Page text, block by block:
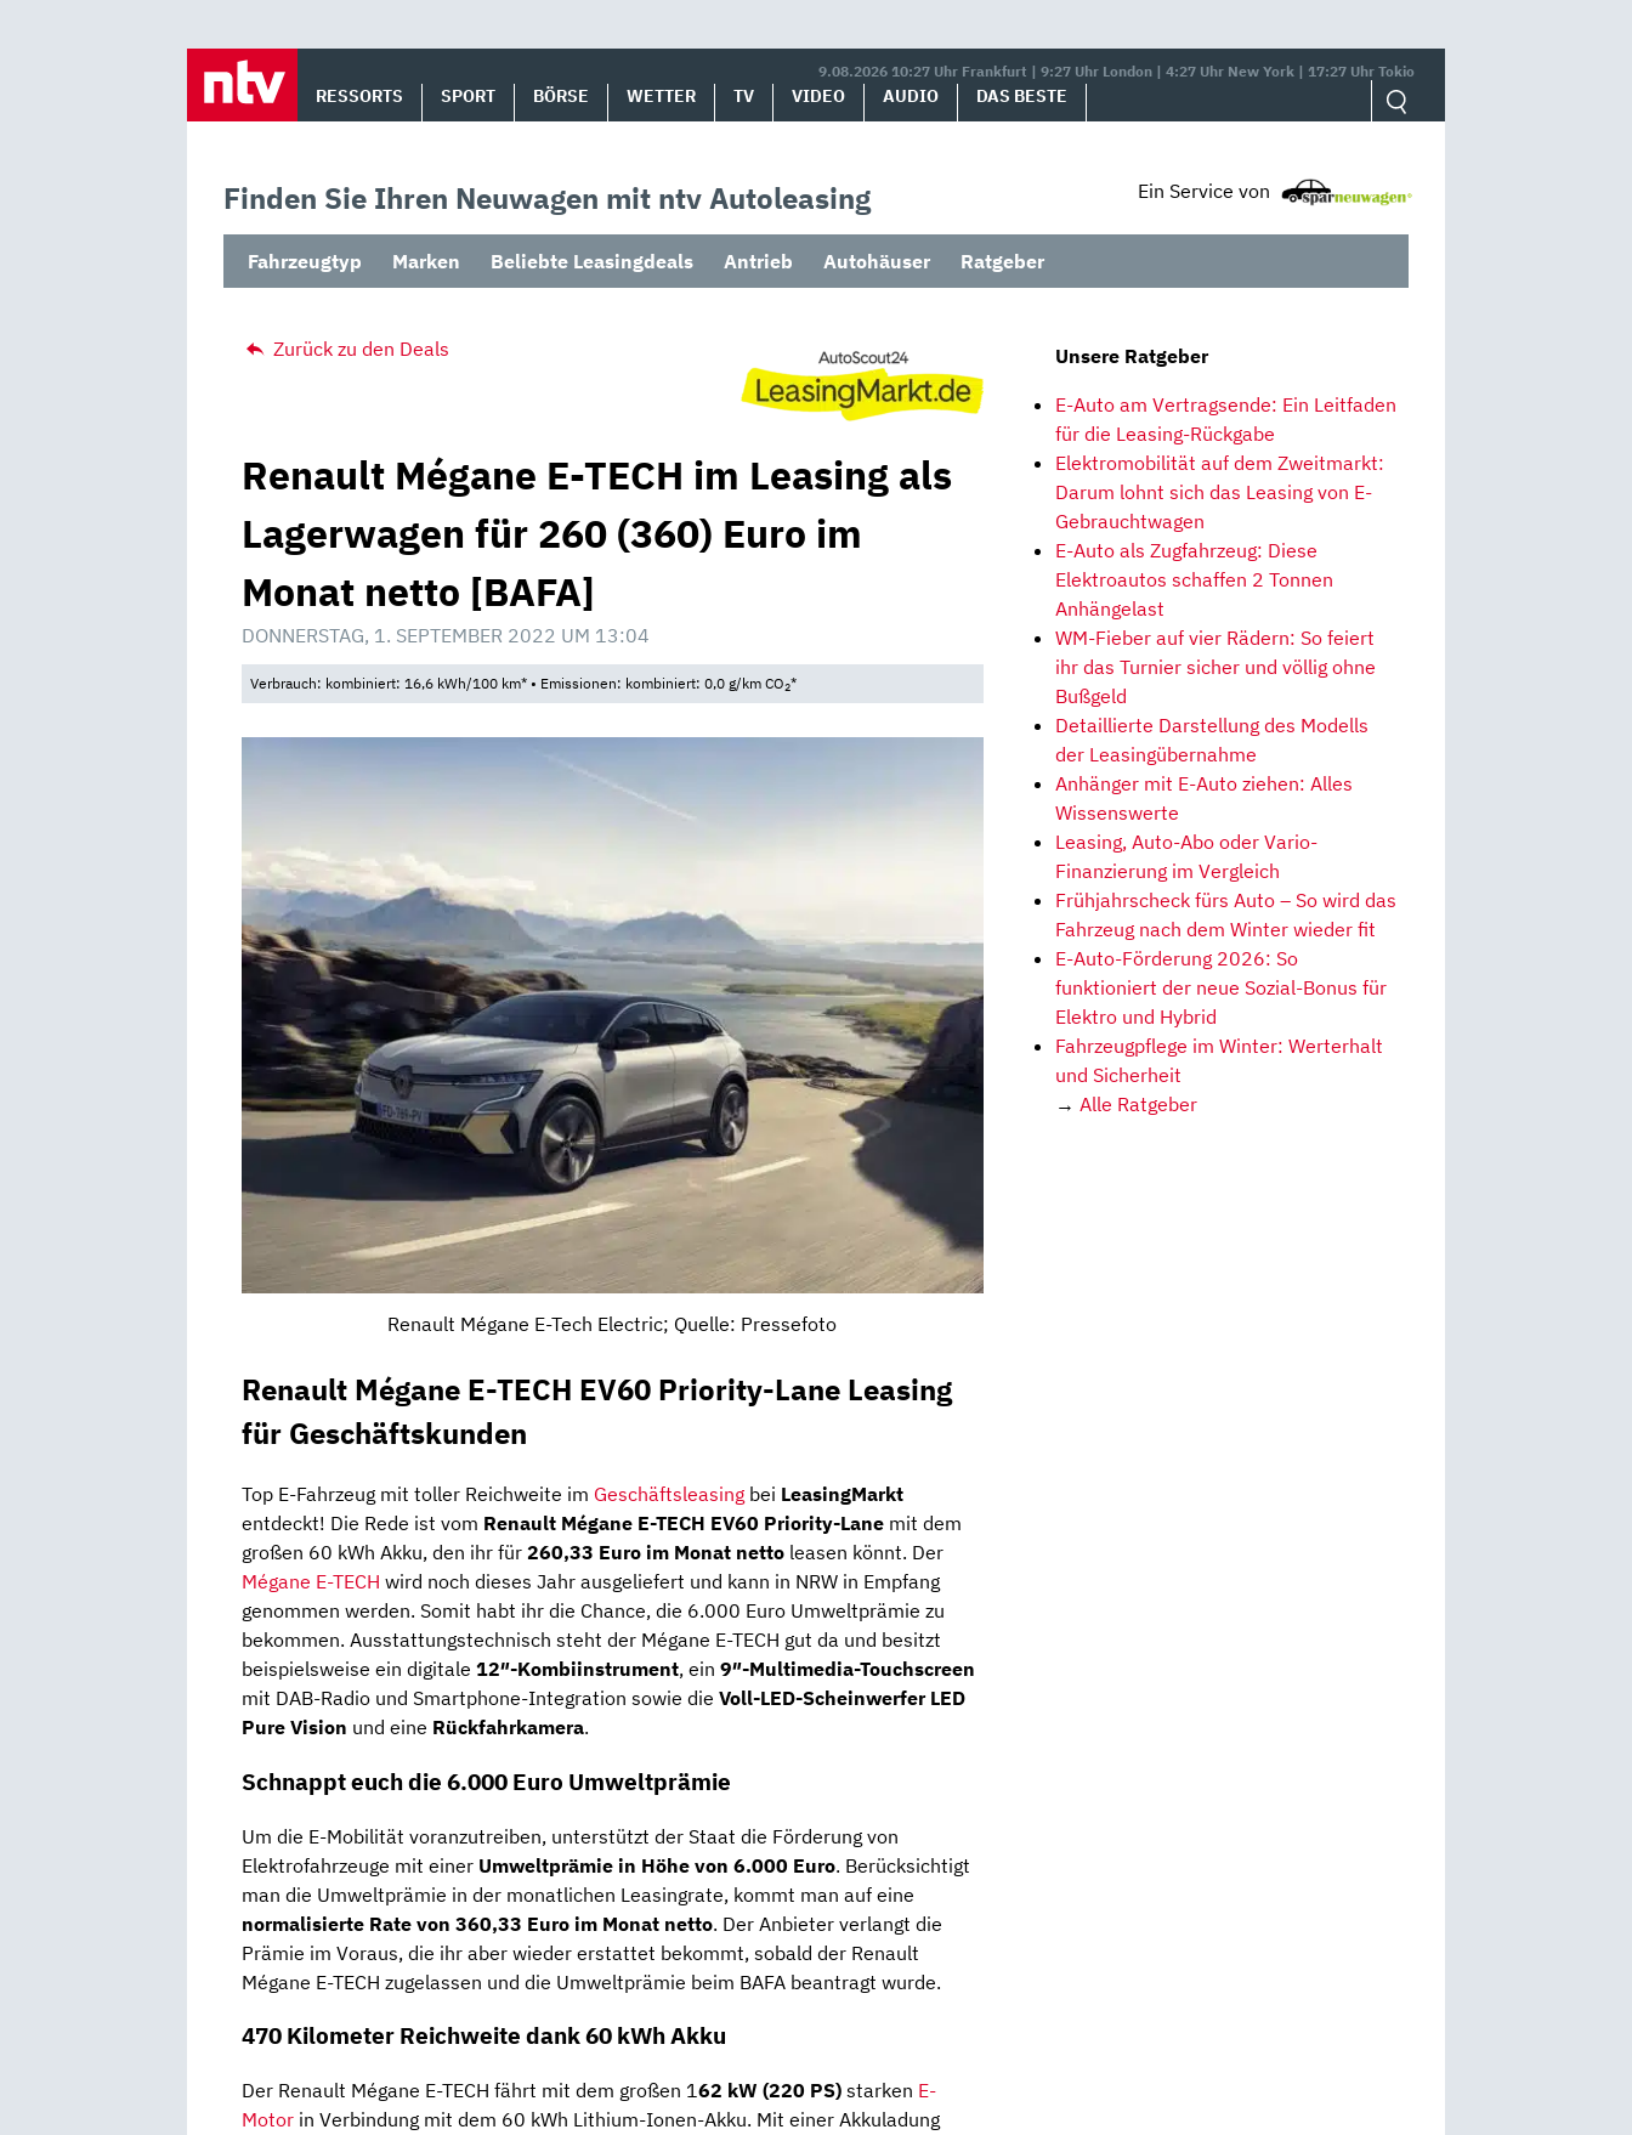
9.08.2026 10:27 Uhr Frankfurt | 9:27 Uhr London | 4:27 Uhr New York | 17:27 Uhr Tokio
RESSORTS SPORT BÖRSE WETTER TV VIDEO AUDIO DAS BESTE
Finden Sie Ihren Neuwagen mit ntv Autoleasing Ein Service von
Fahrzeugtyp Marken Beliebte Leasingdeals Antrieb Autohäuser Ratgeber
Zurück zu den Deals
Renault Mégane E-TECH im Leasing als
Lagerwagen für 260 (360) Euro im
Monat netto [BAFA]
DONNERSTAG, 1. SEPTEMBER 2022 UM 13:04
Verbrauch: kombiniert: 16,6 kWh/100 km* • Emissionen: kombiniert: 0,0 g/km CO2*
Renault Mégane E-Tech Electric; Quelle: Pressefoto
Renault Mégane E-TECH EV60 Priority-Lane Leasing
für Geschäftskunden
Top E-Fahrzeug mit toller Reichweite im Geschäftsleasing bei LeasingMarkt
entdeckt! Die Rede ist vom Renault Mégane E-TECH EV60 Priority-Lane mit dem
großen 60 kWh Akku, den ihr für 260,33 Euro im Monat netto leasen könnt. Der
Mégane E-TECH wird noch dieses Jahr ausgeliefert und kann in NRW in Empfang
genommen werden. Somit habt ihr die Chance, die 6.000 Euro Umweltprämie zu
bekommen. Ausstattungstechnisch steht der Mégane E-TECH gut da und besitzt
beispielsweise ein digitale 12″-Kombiinstrument, ein 9″-Multimedia-Touchscreen
mit DAB-Radio und Smartphone-Integration sowie die Voll-LED-Scheinwerfer LED
Pure Vision und eine Rückfahrkamera.
Schnappt euch die 6.000 Euro Umweltprämie
Um die E-Mobilität voranzutreiben, unterstützt der Staat die Förderung von
Elektrofahrzeuge mit einer Umweltprämie in Höhe von 6.000 Euro. Berücksichtigt
man die Umweltprämie in der monatlichen Leasingrate, kommt man auf eine
normalisierte Rate von 360,33 Euro im Monat netto. Der Anbieter verlangt die
Prämie im Voraus, die ihr aber wieder erstattet bekommt, sobald der Renault
Mégane E-TECH zugelassen und die Umweltprämie beim BAFA beantragt wurde.
470 Kilometer Reichweite dank 60 kWh Akku
Der Renault Mégane E-TECH fährt mit dem großen 162 kW (220 PS) starken E-
Motor in Verbindung mit dem 60 kWh Lithium-Ionen-Akku. Mit einer Akkuladung
Unsere Ratgeber
E-Auto am Vertragsende: Ein Leitfaden
für die Leasing-Rückgabe
Elektromobilität auf dem Zweitmarkt:
Darum lohnt sich das Leasing von E-
Gebrauchtwagen
E-Auto als Zugfahrzeug: Diese
Elektroautos schaffen 2 Tonnen
Anhängelast
WM-Fieber auf vier Rädern: So feiert
ihr das Turnier sicher und völlig ohne
Bußgeld
Detaillierte Darstellung des Modells
der Leasingübernahme
Anhänger mit E-Auto ziehen: Alles
Wissenswerte
Leasing, Auto-Abo oder Vario-
Finanzierung im Vergleich
Frühjahrscheck fürs Auto – So wird das
Fahrzeug nach dem Winter wieder fit
E-Auto-Förderung 2026: So
funktioniert der neue Sozial-Bonus für
Elektro und Hybrid
Fahrzeugpflege im Winter: Werterhalt
und Sicherheit
→ Alle Ratgeber